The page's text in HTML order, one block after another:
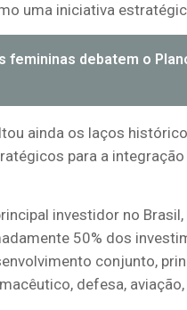
uma iniciativa
femininas debatem o
ainda os laços
para a
investidor no
50% dos
conjunto,
defesa,